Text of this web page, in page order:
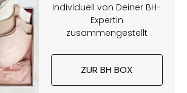
Individuell von Deiner BH-
Expertin
zusammengestellt
ZUR BH BOX